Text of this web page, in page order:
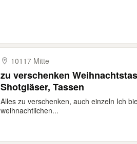
10117 Mitte
zu verschenken
Shotgläser, Tassen
Alles zu verschenken, auch einzeln Ich
weihnachtlichen...